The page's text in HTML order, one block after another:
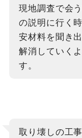
現地調査で会
の説明に行く
安材料を聞き
解消していく
す。
取り壊しの工